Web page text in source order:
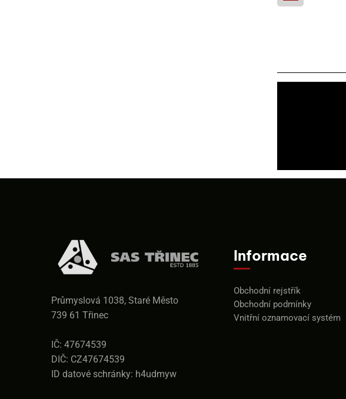
Průmyslová 1038, Staré Město
739 61 Třinec
IČ: 47674539
DIČ: CZ47674539
ID datové schránky: h4udmyw
Informace
Obchodní rejstřík
Obchodní podmínky
Vnitřní oznamovací systém